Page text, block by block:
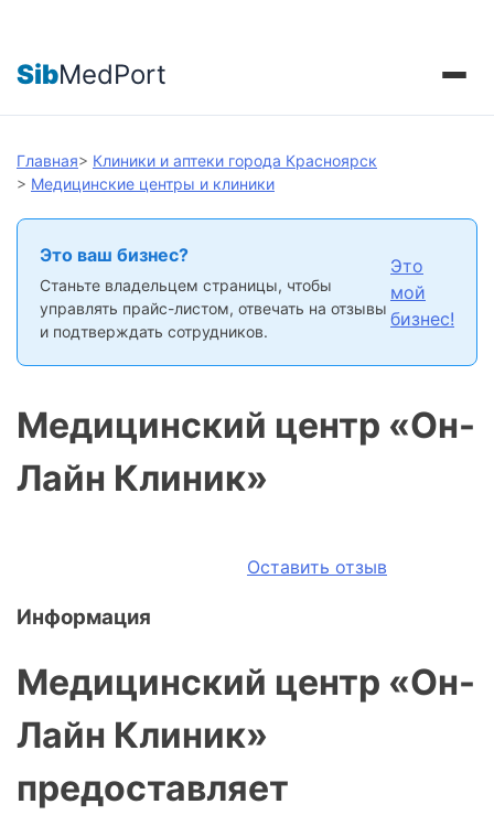
SibMedPort
Главная> Клиники и аптеки города Красноярск
> Медицинские центры и клиники
Это ваш бизнес?
Станьте владельцем страницы, чтобы
управлять прайс-листом, отвечать на отзывы
и подтверждать сотрудников.
Это
мой
бизнес!
Медицинский центр «Он-
Лайн Клиник»
Оставить отзыв
Информация
Медицинский центр «Он-
Лайн Клиник»
предоставляет